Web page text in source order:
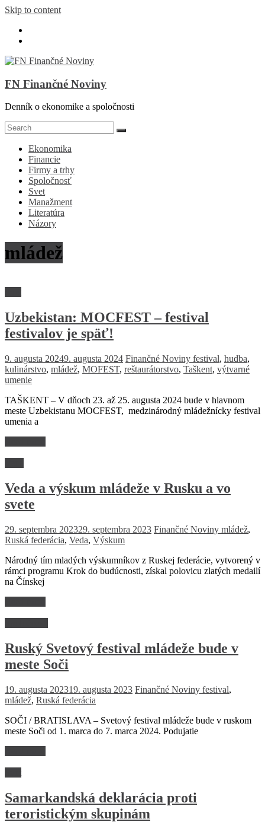
Skip to content
FN Finančné Noviny
Denník o ekonomike a spoločnosti
Ekonomika
Financie
Firmy a trhy
Spoločnosť
Svet
Manažment
Literatúra
Názory
mládež
Uzbekistan: MOCFEST – festival
festivalov je späť!
9. augusta 20249. augusta 2024 Finančné Noviny festival, hudba,
kulinárstvo, mládež, MOFEST, reštaurátorstvo, Taškent, výtvarné
umenie
TAŠKENT – V dňoch 23. až 25. augusta 2024 bude v hlavnom
meste Uzbekistanu MOCFEST, medzinárodný mládežnícky festival
umenia a
Veda a výskum mládeže v Rusku a vo
svete
29. septembra 202329. septembra 2023 Finančné Noviny mládež,
Ruská federácia, Veda, Výskum
Národný tím mladých výskumníkov z Ruskej federácie, vytvorený v
rámci programu Krok do budúcnosti, získal polovicu zlatých medailí
na Čínskej
Ruský Svetový festival mládeže bude v
meste Soči
19. augusta 202319. augusta 2023 Finančné Noviny festival,
mládež, Ruská federácia
SOČI / BRATISLAVA – Svetový festival mládeže bude v ruskom
meste Soči od 1. marca do 7. marca 2024. Podujatie
Samarkandská deklarácia proti
teroristickým skupinám